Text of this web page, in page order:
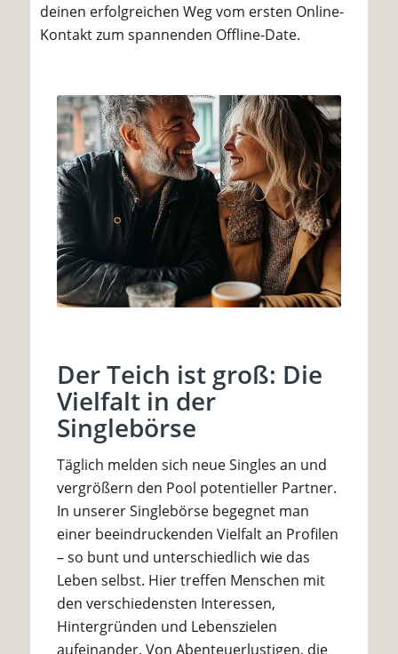
deinen erfolgreichen Weg vom ersten Online-
Kontakt zum spannenden Offline-Date.
Der Teich ist groß: Die
Vielfalt in der
Singlebörse
Täglich melden sich neue Singles an und
vergrößern den Pool potentieller Partner.
In unserer Singlebörse begegnet man
einer beeindruckenden Vielfalt an Profilen
– so bunt und unterschiedlich wie das
Leben selbst. Hier treffen Menschen mit
den verschiedensten Interessen,
Hintergründen und Lebenszielen
aufeinander. Von Abenteuerlustigen, die